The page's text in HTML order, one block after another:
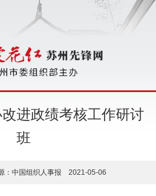
进政绩考核工作研讨
班
：中国组织人事报 2021-05-06